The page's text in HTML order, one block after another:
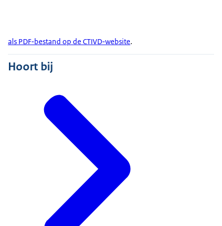
als PDF-bestand op de CTIVD-website.
Hoort bij